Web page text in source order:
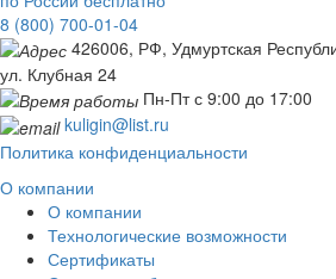
8 (800) 700-01-04
426006, РФ, Удмуртская
ул. Клубная 24
Пн-Пт с 9:00 до 17:00
kuligin@list.ru
Политика конфиденциальности
О компании
О компании
Технологические возможности
Сертификаты